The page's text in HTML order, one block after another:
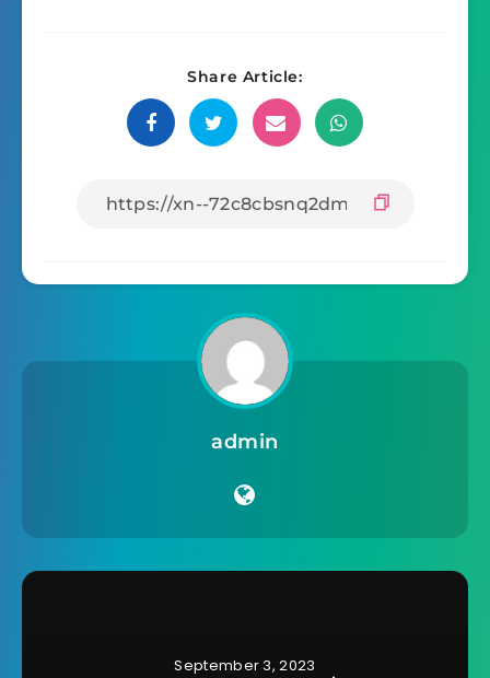
Share Article:
admin
September 3, 2023